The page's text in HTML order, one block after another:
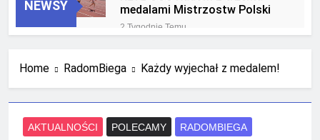
NEWSY
medalami Mistrzostw Polski
2 Tygodnie Temu
mistrzostw Polski U23 w
4 Tygodnie Temu
Home RadomBiega Każdy wyjechał z medalem!
AKTUALNOŚCI POLECAMY RADOMBIEGA